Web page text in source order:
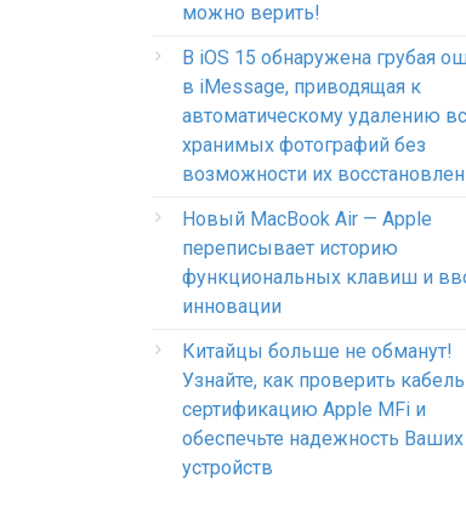
можно верить!
В iOS 15 обнаружена грубая
в iMessage, приводящая к
автоматическому удалению
хранимых фотографий без
возможности их
Новый MacBook Air — Apple
переписывает историю
функциональных клавиш и
инновации
Китайцы больше не обманут!
Узнайте, как проверить
сертификацию Apple MFi и
обеспечьте надежность Ваших
устройств